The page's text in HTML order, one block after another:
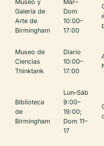
Museo y
Galería de
Arte de
Birmingham
Mar–
Dom
10:00–
17:00
Museo de
Ciencias
Thinktank
Diario
10:00–
17:00
Biblioteca
de
Birmingham
Lun–Sáb
9:00–
19:00;
Dom 11–
17